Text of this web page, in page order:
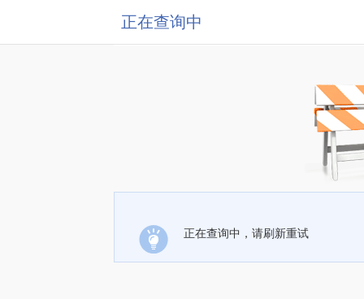
正在查询中
正在查询中，请刷新重试